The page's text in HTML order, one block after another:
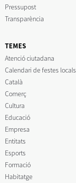
Pressupost
Transparència
TEMES
Atenció ciutadana
Calendari de festes locals
Català
Comerç
Cultura
Educació
Empresa
Entitats
Esports
Formació
Habitatge